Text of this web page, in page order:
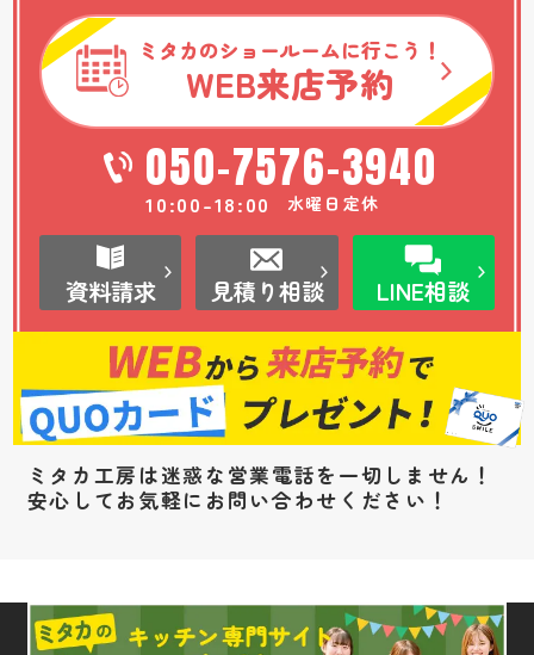
ミタカのショールームに行こう！
WEB来店予約
050-7576-3940
10:00-18:00 水曜日定休
資料請求 見積り相談 LINE相談
ミタカ工房は迷惑な営業電話を一切しません！
安心してお気軽にお問い合わせください！